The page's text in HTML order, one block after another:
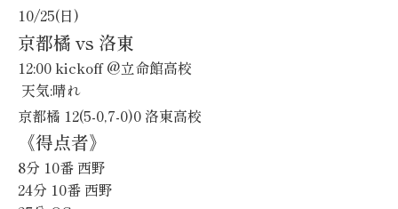
10/25(日)
京都橘 vs 洛東
12:00 kickoff @立命館高校
天気:晴れ
京都橘 12(5-0,7-0)0 洛東高校
《得点者》
8分 10番 西野
24分 10番 西野